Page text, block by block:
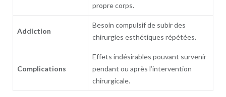
propre corps.
Addiction
Besoin compulsif de subir des
chirurgies esthétiques répétées.
Complications
Effets indésirables pouvant survenir
pendant ou après l’intervention
chirurgicale.